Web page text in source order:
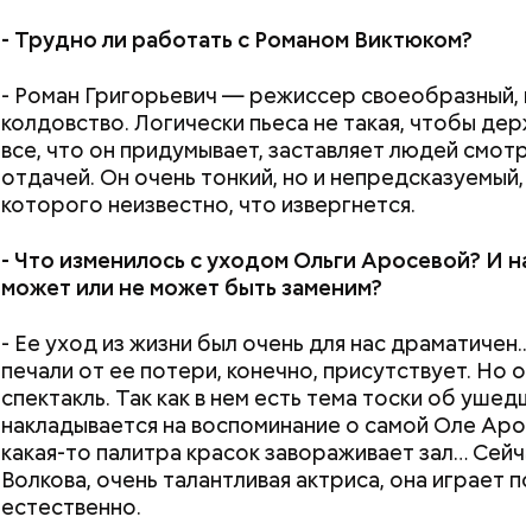
- Трудно ли работать с Романом Виктюком?
- Роман Григорьевич — режиссер своеобразный,
колдовство. Логически пьеса не такая, чтобы
все, что он придумывает, заставляет людей
отдачей. Он очень тонкий, но и непредсказуемый,
которого неизвестно, что извергнется.
- Что изменилось с уходом Ольги Аросевой? И
может или не может быть заменим?
- Ее уход из жизни был очень для нас
печали от ее потери, конечно, присутствует. Но
спектакль. Так как в нем есть тема тоски об
накладывается на воспоминание о самой Оле
какая-то палитра красок завораживает зал…
Волкова, очень талантливая актриса, она играет
естественно.